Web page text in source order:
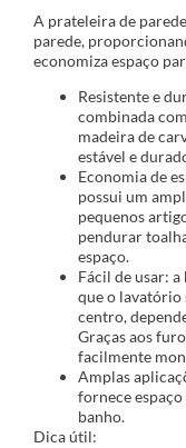
A prateleira de
parede,
economiza espaço
Resistente e
combinada
madeira de
estável e
Economia de
possui um
pequenos
pendurar
espaço.
Fácil de usar:
que o lavatório
centro,
Graças aos
facilmente
Amplas
fornece
banho.
Dica útil: